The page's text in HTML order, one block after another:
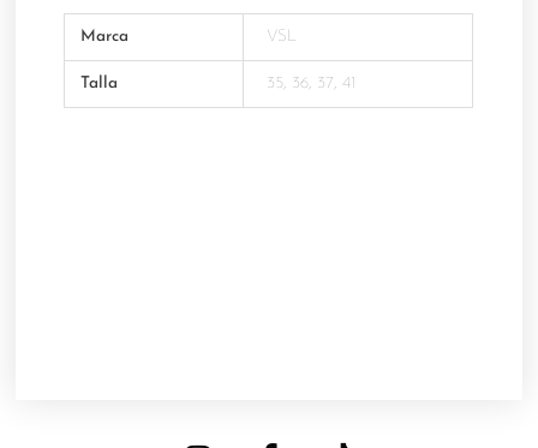
Marca VSL
Talla 35, 36, 37, 41